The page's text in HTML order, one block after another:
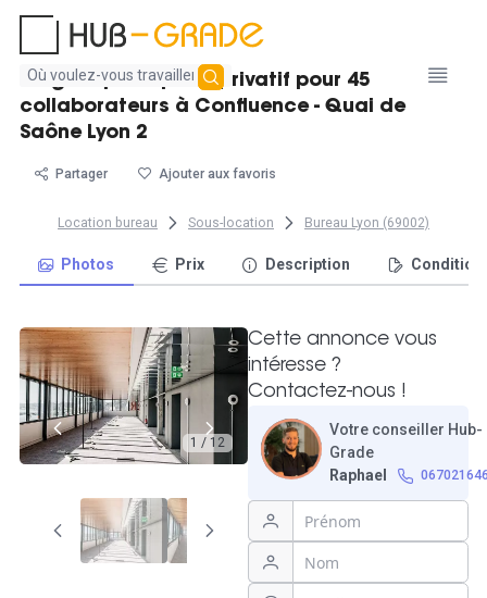
Aucun
résultat
trouvé
Magnifique espace privatif pour 45
collaborateurs à Confluence - Quai de
Saône Lyon 2
Partager Ajouter aux favoris
Location bureau Sous-location Bureau Lyon (69002)
Photos Prix Description
1 / 12
Cette annonce vous
intéresse ?
Contactez-nous !
Votre conseiller Hub-
Grade
Raphael